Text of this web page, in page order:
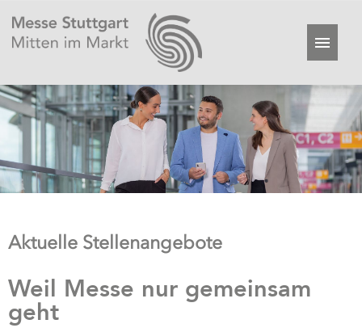
Aktuelle Stellenangebote
Weil Messe nur gemeinsam
geht